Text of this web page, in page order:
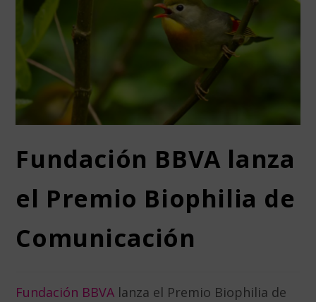
Fundación BBVA lanza
el Premio Biophilia de
Comunicación
Fundación BBVA lanza el Premio Biophilia de